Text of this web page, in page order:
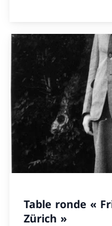
Table ronde «
Zürich »